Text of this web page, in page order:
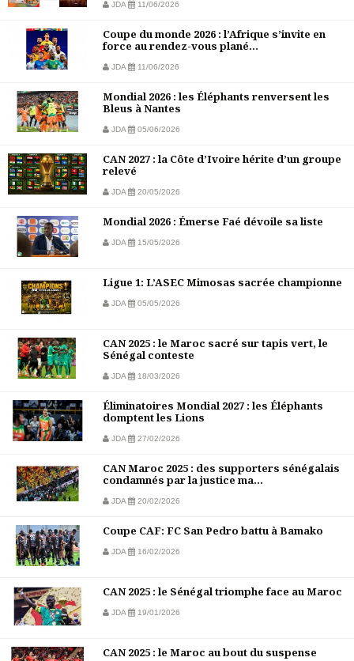
JDA 11/06/2026
Coupe du monde 2026 : l’Afrique s’invite en
force au rendez-vous plané...
JDA 11/06/2026
Mondial 2026 : les Éléphants renversent les
Bleus à Nantes
JDA 05/06/2026
CAN 2027 : la Côte d’Ivoire hérite d’un groupe
relevé
JDA 20/05/2026
Mondial 2026 : Émerse Faé dévoile sa liste
JDA 15/05/2026
Ligue 1: L’ASEC Mimosas sacrée championne
JDA 05/05/2026
CAN 2025 : le Maroc sacré sur tapis vert, le
Sénégal conteste
JDA 18/03/2026
Éliminatoires Mondial 2027 : les Éléphants
domptent les Lions
JDA 27/02/2026
CAN Maroc 2025 : des supporters sénégalais
condamnés par la justice ma...
JDA 20/02/2026
Coupe CAF: FC San Pedro battu à Bamako
JDA 16/02/2026
CAN 2025 : le Sénégal triomphe face au Maroc
JDA 19/01/2026
CAN 2025 : le Maroc au bout du suspense